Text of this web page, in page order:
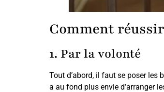
Comment
1. Par la volonté
Tout d’abord, il faut se poser les
a au fond plus envie d’arranger